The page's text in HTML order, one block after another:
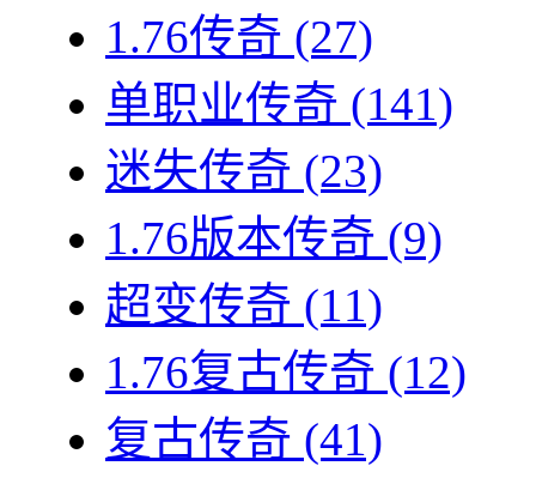
1.76传奇 (27)
单职业传奇 (141)
迷失传奇 (23)
1.76版本传奇 (9)
超变传奇 (11)
1.76复古传奇 (12)
复古传奇 (41)